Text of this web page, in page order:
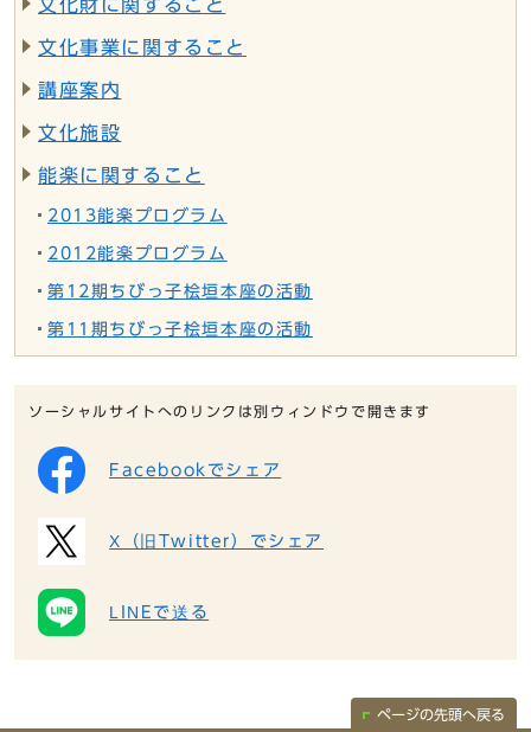
文化財に関すること
文化事業に関すること
講座案内
文化施設
能楽に関すること
2013能楽プログラム
2012能楽プログラム
第12期ちびっ子桧垣本座の活動
第11期ちびっ子桧垣本座の活動
ソーシャルサイトへのリンクは別ウィンドウで開きます
Facebookでシェア
X（旧Twitter）でシェア
LINEで送る
ページの先頭へ戻る